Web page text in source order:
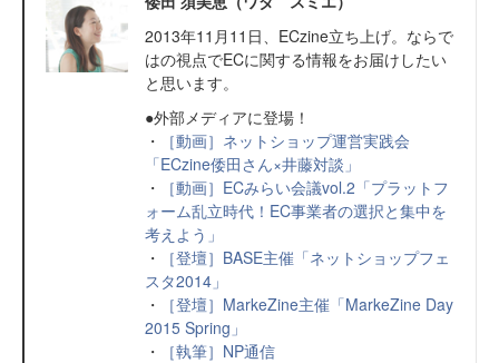
2013年11月11日、ECzine立ち上げ。ならで
はの視点でECに関する情報をお届けしたい
と思います。
●外部メディアに登場！
・
［動画］ネットショップ運営実践会
「ECzine倭田さん×井藤対談」
・
［動画］ECみらい会議vol.2「プラットフ
ォーム乱立時代！EC事業者の選択と集中を
考えよう」
・
［登壇］BASE主催「ネットショップフェ
スタ2014」
・
［登壇］MarkeZine主催「MarkeZine Day
2015 Spring」
・
［執筆］NP通信